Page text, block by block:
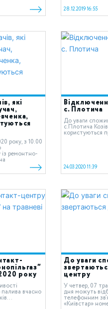
28.12.2019 16:55
які
року, з 10.00
із ремонтно-
с. Плотича
До уваги
c.Плотича
користуються
24.03.2020 11:39
року
вчасно
До уваги
центру
У четвер, 07
дня можуть
телефонним
«Київстар»